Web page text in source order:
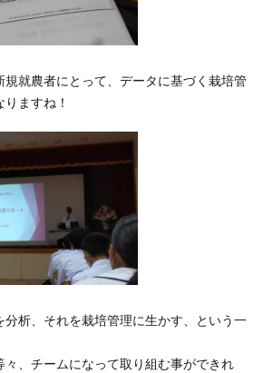
就農者にとって、データに基づく栽培管
ますね！
析、それを栽培管理に生かす、という一
々、チームになって取り組む事ができれ